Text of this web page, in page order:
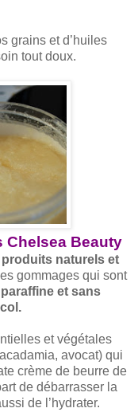
grains et d’huiles
tout doux.
Chelsea Beauty
produits naturels et
gommages qui sont
et sans
et végétales
avocat) qui
crème de beurre de
de débarrasser la
de l’hydrater.